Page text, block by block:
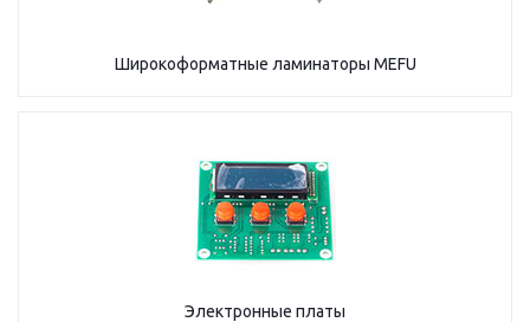
Широкоформатные ламинаторы MEFU
Электронные платы